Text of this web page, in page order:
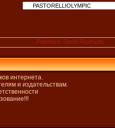
интернета.
и издательствам.